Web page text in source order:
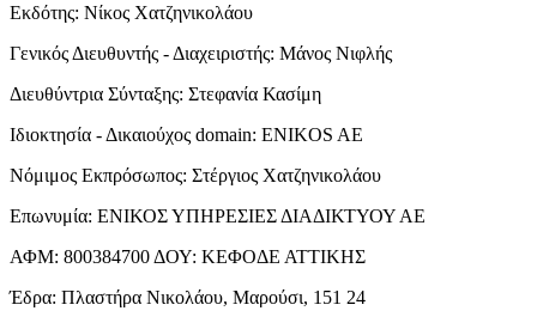
Εκδότης: Νίκος Χατζηνικολάου
Γενικός Διευθυντής - Διαχειριστής: Μάνος Νιφλής
Διευθύντρια Σύνταξης: Στεφανία Κασίμη
Ιδιοκτησία - Δικαιούχος domain: ENIKOS AE
Νόμιμος Εκπρόσωπος: Στέργιος Χατζηνικολάου
Επωνυμία: ΕΝΙΚΟΣ ΥΠΗΡΕΣΙΕΣ ΔΙΑΔΙΚΤΥΟΥ ΑΕ
ΑΦΜ: 800384700 ΔΟΥ: ΚΕΦΟΔΕ ΑΤΤΙΚΗΣ
Έδρα: Πλαστήρα Νικολάου, Μαρούσι, 151 24